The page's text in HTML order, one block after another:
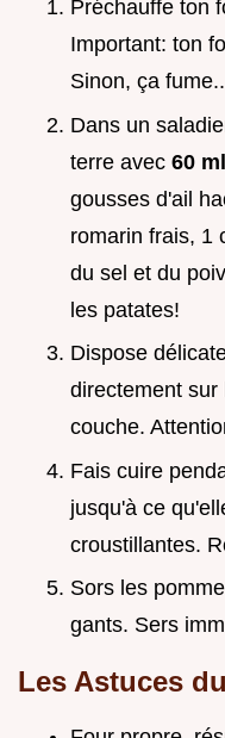
Préchauffe ton
Important: ton
Sinon, ça
Dans un
terre avec 60
gousses d'ail
romarin frais, 1
du sel et du
les patates!
Dispose
directement sur
couche.
Fais cuire
jusqu'à ce
croustillantes.
Sors les
gants. Sers
Les Astuces